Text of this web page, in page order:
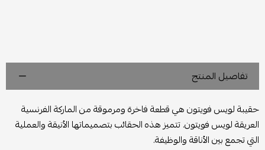
تفاصيل المنتج
حقيبة لويس فويتون هي قطعة فاخرة ومرموقة من الماركة الفرنسية
العريقة لويس فويتون. تتميز هذه الحقائب بتصميماتها الأنيقة والعملية
التي تجمع بين الأناقة والوظيفة.